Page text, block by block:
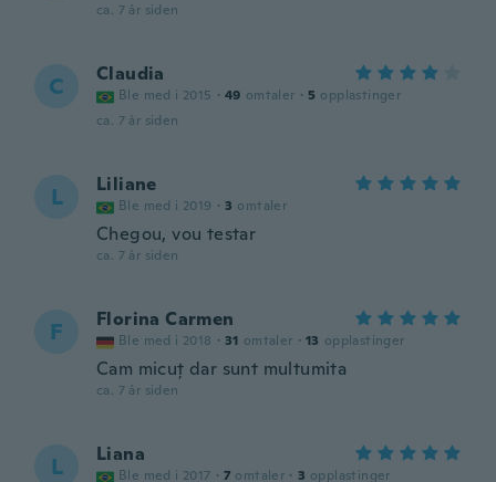
ca. 7 år siden
C Claudia
Ble med i 2015 · 49 omtaler · 5 opplastinger
ca. 7 år siden
L Liliane
Ble med i 2019 · 3 omtaler
Chegou, vou testar
ca. 7 år siden
F Florina Carmen
Ble med i 2018 · 31 omtaler · 13 opplastinger
Cam micuț dar sunt multumita
ca. 7 år siden
L Liana
Ble med i 2017 · 7 omtaler · 3 opplastinger